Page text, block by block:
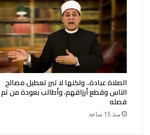
الصلاة عبادة.. ولكنها لا تبرر تعطيل مصالح
الناس وقطع أرزاقهم، وأطالب بعودة من تم
فصله
منذ 15 ساعة